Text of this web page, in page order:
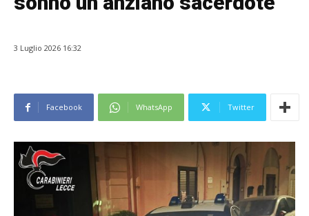
3 Luglio 2026 16:32
Facebook WhatsApp Twitter